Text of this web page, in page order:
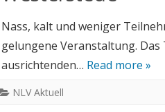
Nass, kalt und weniger
gelungene Veranstaltung.
ausrichtenden… Read more »
NLV Aktuell